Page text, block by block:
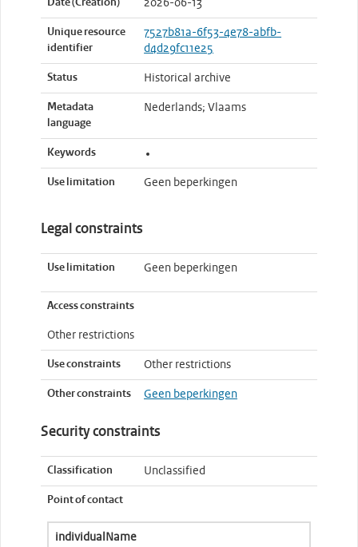
Date (Creation) 2026-06-13
Unique resource
identifier
7527b81a-6f53-4e78-abfb-
d4d29fc11e25
Status Historical archive
Metadata
language
Nederlands; Vlaams
Keywords
Use limitation Geen beperkingen
Legal constraints
Use limitation Geen beperkingen
Access constraints
Other restrictions
Use constraints Other restrictions
Other constraints Geen beperkingen
Security constraints
Classification Unclassified
Point of contact
individualName